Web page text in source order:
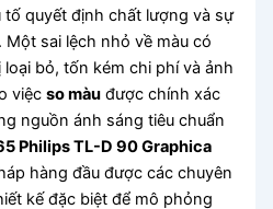
tố quyết định chất lượng và sự
sai lệch nhỏ về màu có
bỏ, tốn kém chi phí và ảnh
việcso màu được chính xác
nguồn ánh sáng tiêu chuẩn
Philips TL-D 90 Graphica
hàng đầu được các chuyên
kế đặc biệt để mô phỏng